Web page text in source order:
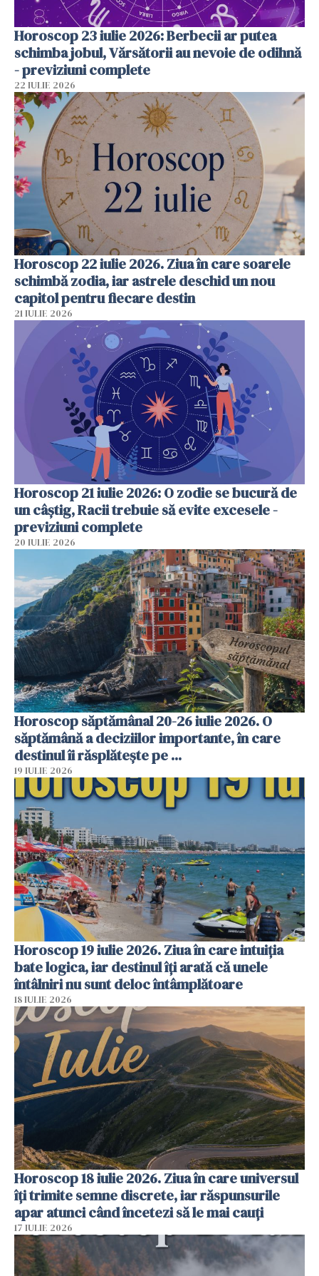
Horoscop 23 iulie 2026: Berbecii ar putea
schimba jobul, Vărsătorii au nevoie de odihnă
- previziuni complete
22 IULIE 2026
Horoscop 22 iulie 2026. Ziua în care soarele
schimbă zodia, iar astrele deschid un nou
capitol pentru fiecare destin
21 IULIE 2026
Horoscop 21 iulie 2026: O zodie se bucură de
un câștig, Racii trebuie să evite excesele -
previziuni complete
20 IULIE 2026
Horoscop săptămânal 20-26 iulie 2026. O
săptămână a deciziilor importante, în care
destinul îi răsplătește pe ...
19 IULIE 2026
Horoscop 19 iulie 2026. Ziua în care intuiția
bate logica, iar destinul îți arată că unele
întâlniri nu sunt deloc întâmplătoare
18 IULIE 2026
Horoscop 18 iulie 2026. Ziua în care universul
îți trimite semne discrete, iar răspunsurile
apar atunci când încetezi să le mai cauți
17 IULIE 2026